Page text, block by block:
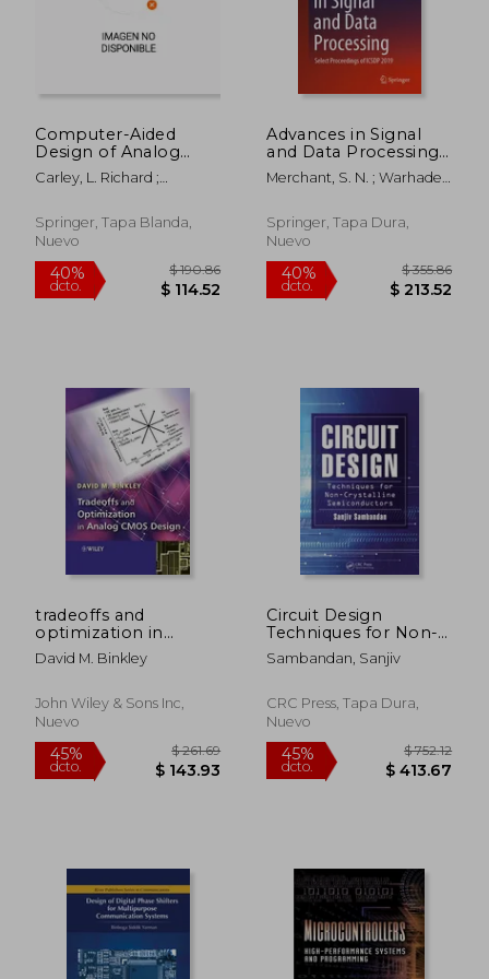
45% $ 93.37 45%
Computer-Aided
Design of Analog
Circuits and Systems
(en Inglés)
Carley, L. Richard ;
Springer, Tapa Blanda,
Nuevo
40%
dcto.
Advances in Signal
and Data Processing:
Select Proceedings of
Icsdp 2019 (en Inglés)
Merchant, S. N. ; Warhade,
Springer, Tapa Dura,
Nuevo
40%
dcto.
tradeoffs and
optimization in
analog cmos design
David M. Binkley
John Wiley & Sons Inc,
Nuevo
Circuit Design
Techniques for Non-
Crystalline
Semiconductors (en
Sambandan, Sanjiv
CRC Press, Tapa Dura,
Nuevo